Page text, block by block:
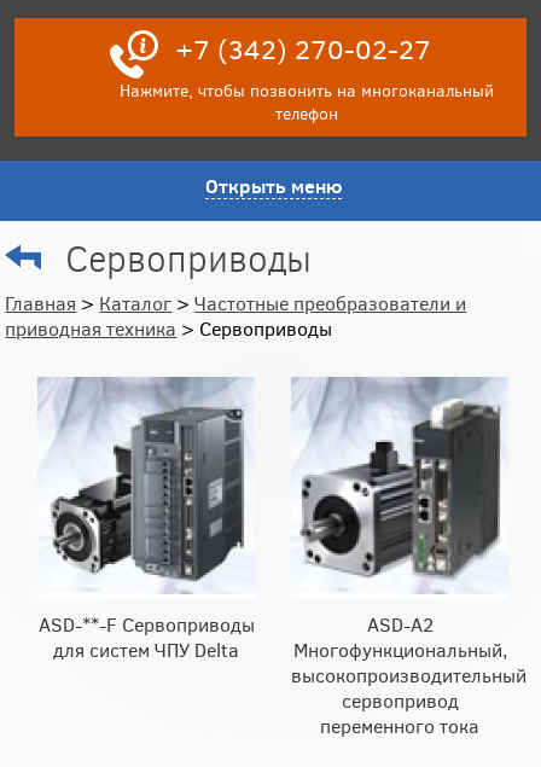
+7 (342) 270-02-27
Нажмите, чтобы позвонить на многоканальный
телефон
Открыть меню
Сервоприводы
Главная > Каталог >Частотные преобразователи и
приводная техника > Сервоприводы
ASD-**-F Сервоприводы
для систем ЧПУ Delta
ASD-A2
Многофункциональный,
высокопроизводительный
сервопривод
переменного тока